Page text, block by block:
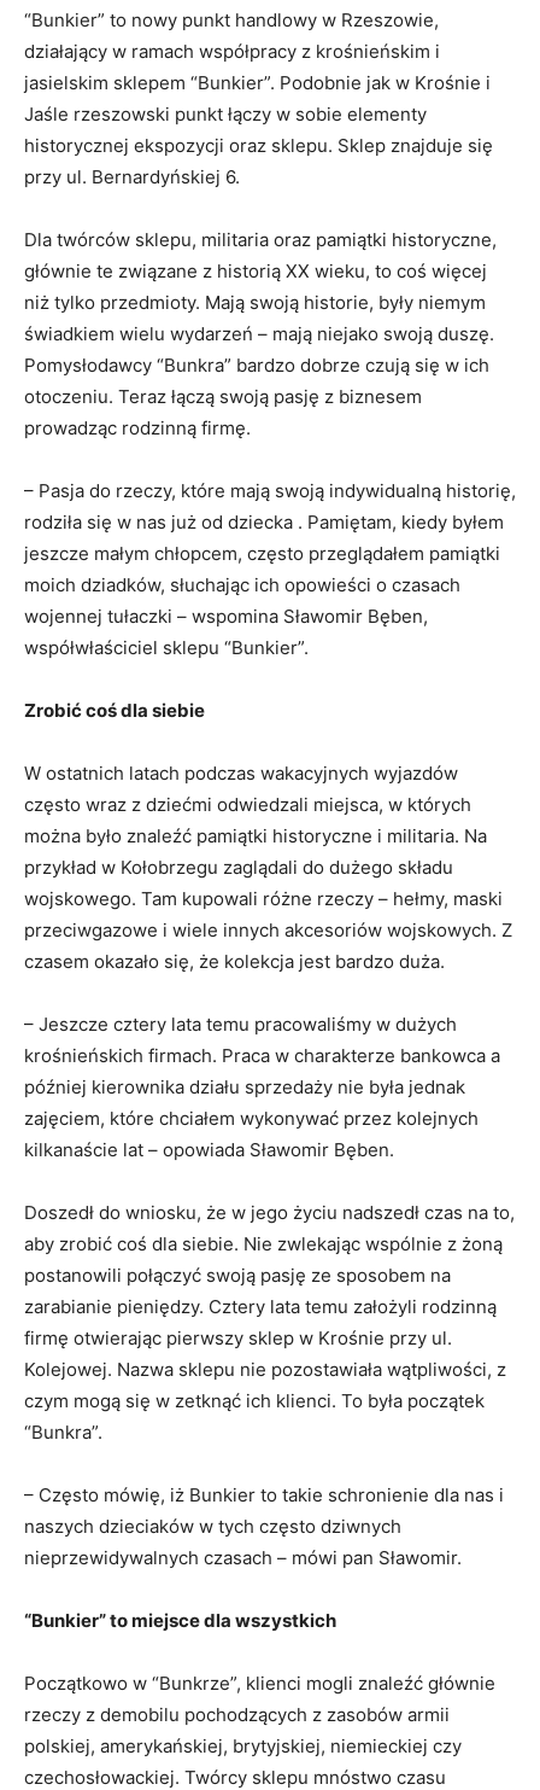
“Bunkier” to nowy punkt handlowy w Rzeszowie,
działający w ramach współpracy z krośnieńskim i
jasielskim sklepem “Bunkier”. Podobnie jak w Krośnie i
Jaśle rzeszowski punkt łączy w sobie elementy
historycznej ekspozycji oraz sklepu. Sklep znajduje się
przy ul. Bernardyńskiej 6.
Dla twórców sklepu, militaria oraz pamiątki historyczne,
głównie te związane z historią XX wieku, to coś więcej
niż tylko przedmioty. Mają swoją historie, były niemym
świadkiem wielu wydarzeń – mają niejako swoją duszę.
Pomysłodawcy “Bunkra” bardzo dobrze czują się w ich
otoczeniu. Teraz łączą swoją pasję z biznesem
prowadząc rodzinną firmę.
– Pasja do rzeczy, które mają swoją indywidualną historię,
rodziła się w nas już od dziecka . Pamiętam, kiedy byłem
jeszcze małym chłopcem, często przeglądałem pamiątki
moich dziadków, słuchając ich opowieści o czasach
wojennej tułaczki – wspomina Sławomir Bęben,
współwłaściciel sklepu “Bunkier”.
Zrobić coś dla siebie
W ostatnich latach podczas wakacyjnych wyjazdów
często wraz z dziećmi odwiedzali miejsca, w których
można było znaleźć pamiątki historyczne i militaria. Na
przykład w Kołobrzegu zaglądali do dużego składu
wojskowego. Tam kupowali różne rzeczy – hełmy, maski
przeciwgazowe i wiele innych akcesoriów wojskowych. Z
czasem okazało się, że kolekcja jest bardzo duża.
– Jeszcze cztery lata temu pracowaliśmy w dużych
krośnieńskich firmach. Praca w charakterze bankowca a
później kierownika działu sprzedaży nie była jednak
zajęciem, które chciałem wykonywać przez kolejnych
kilkanaście lat – opowiada Sławomir Bęben.
Doszedł do wniosku, że w jego życiu nadszedł czas na to,
aby zrobić coś dla siebie. Nie zwlekając wspólnie z żoną
postanowili połączyć swoją pasję ze sposobem na
zarabianie pieniędzy. Cztery lata temu założyli rodzinną
firmę otwierając pierwszy sklep w Krośnie przy ul.
Kolejowej. Nazwa sklepu nie pozostawiała wątpliwości, z
czym mogą się w zetknąć ich klienci. To była początek
“Bunkra”.
– Często mówię, iż Bunkier to takie schronienie dla nas i
naszych dzieciaków w tych często dziwnych
nieprzewidywalnych czasach – mówi pan Sławomir.
“Bunkier” to miejsce dla wszystkich
Początkowo w “Bunkrze”, klienci mogli znaleźć głównie
rzeczy z demobilu pochodzących z zasobów armii
polskiej, amerykańskiej, brytyjskiej, niemieckiej czy
czechosłowackiej. Twórcy sklepu mnóstwo czasu